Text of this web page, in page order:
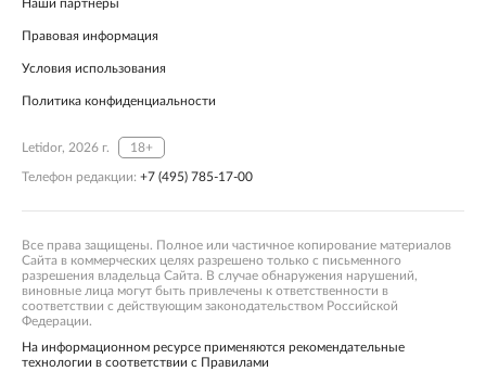
Наши партнеры
Правовая информация
Условия использования
Политика конфиденциальности
Letidor, 2026 г. 18+
Телефон редакции: +7 (495) 785-17-00
Все права защищены. Полное или частичное копирование материалов
Сайта в коммерческих целях разрешено только с письменного
разрешения владельца Сайта. В случае обнаружения нарушений,
виновные лица могут быть привлечены к ответственности в
соответствии с действующим законодательством Российской
Федерации.
На информационном ресурсе применяются рекомендательные
технологии в соответствии с Правилами